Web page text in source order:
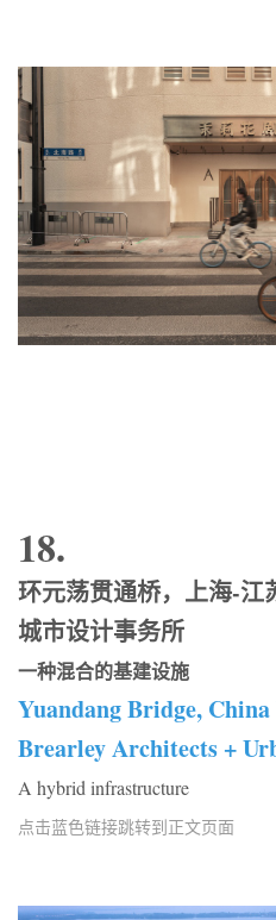
18.
环元荡贯通桥，上海-江
城市设计事务所
一种混合的基建设施
Yuandang Bridge, China
Brearley Architects +
A hybrid infrastructure
点击蓝色链接跳转到正文页面